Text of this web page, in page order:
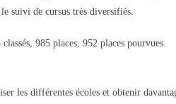
suivi de cursus très diversifiés.
985 places, 952 places pourvues.
les différentes écoles et obtenir